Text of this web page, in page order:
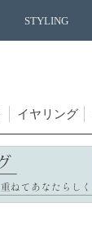
STYLING
イヤリング